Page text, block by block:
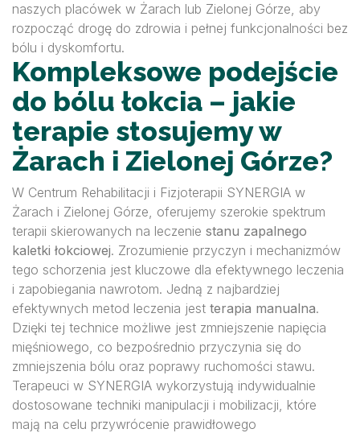
naszych placówek w Żarach lub Zielonej Górze, aby
rozpocząć drogę do zdrowia i pełnej funkcjonalności bez
bólu i dyskomfortu.
Kompleksowe podejście
do bólu łokcia – jakie
terapie stosujemy w
Żarach i Zielonej Górze?
W Centrum Rehabilitacji i Fizjoterapii SYNERGIA w
Żarach i Zielonej Górze, oferujemy szerokie spektrum
terapii skierowanych na leczenie stanu zapalnego
kaletki łokciowej. Zrozumienie przyczyn i mechanizmów
tego schorzenia jest kluczowe dla efektywnego leczenia
i zapobiegania nawrotom. Jedną z najbardziej
efektywnych metod leczenia jest terapia manualna.
Dzięki tej technice możliwe jest zmniejszenie napięcia
mięśniowego, co bezpośrednio przyczynia się do
zmniejszenia bólu oraz poprawy ruchomości stawu.
Terapeuci w SYNERGIA wykorzystują indywidualnie
dostosowane techniki manipulacji i mobilizacji, które
mają na celu przywrócenie prawidłowego